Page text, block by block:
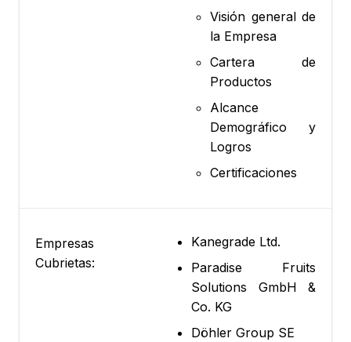
Visión general de
la Empresa
Cartera de
Productos
Alcance
Demográfico y
Logros
Certificaciones
Empresas
Cubrietas:
Kanegrade Ltd.
Paradise Fruits
Solutions GmbH &
Co. KG
Döhler Group SE